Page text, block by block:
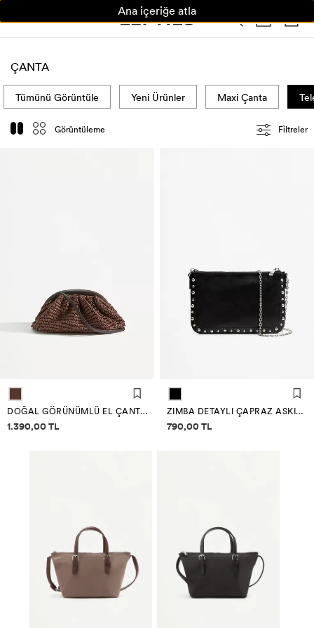
Ana içeriğe atla
ÇANTA
Görüntüleme Fi̇ltreler
Tümünü Görüntüle Yeni Ürünler Maxi Çanta
DOĞAL GÖRÜNÜMLÜ EL ÇANTASI
Fiyat bilgisi
1.390,00 TL
ZIMBA DETAYLI ÇAPRAZ ASKILI ÇANTA
Fiyat bilgisi
790,00 TL